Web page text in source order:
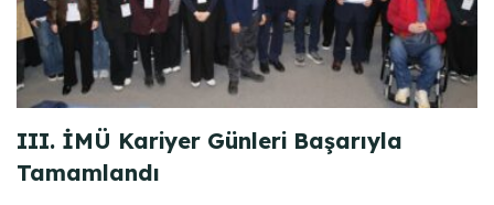
III. İMÜ Kariyer Günleri Başarıyla
Tamamlandı